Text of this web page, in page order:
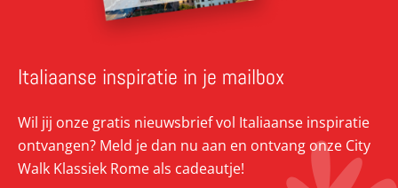
Italiaanse inspiratie in je mailbox
Wil jij onze gratis nieuwsbrief vol Italiaanse inspiratie
ontvangen? Meld je dan nu aan en ontvang onze City
Walk Klassiek Rome als cadeautje!